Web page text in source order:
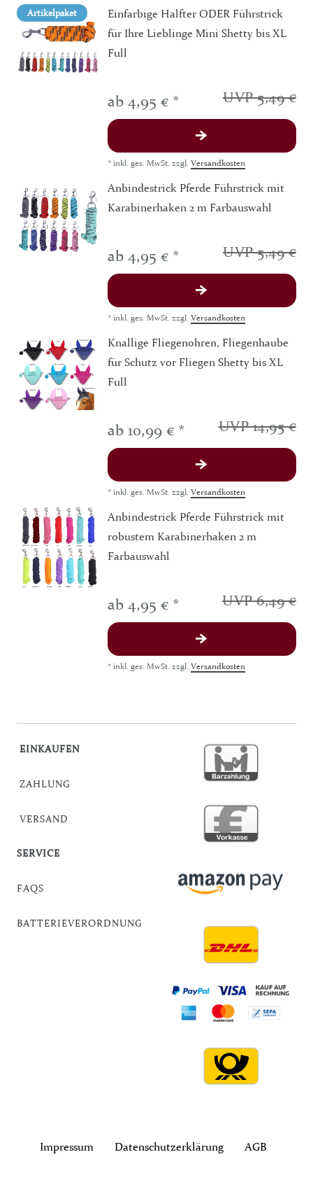
Artikelpaket
Einfarbige Halfter ODER Führstrick
für Ihre Lieblinge Mini Shetty bis XL
Full
UVP 5,49 €
ab 4,95 € *
* inkl. ges. MwSt. zzgl. Versandkosten
Anbindestrick Pferde Führstrick mit
Karabinerhaken 2 m Farbauswahl
UVP 5,49 €
ab 4,95 € *
* inkl. ges. MwSt. zzgl. Versandkosten
Knallige Fliegenohren, Fliegenhaube
für Schutz vor Fliegen Shetty bis XL
Full
UVP 14,95 €
ab 10,99 € *
* inkl. ges. MwSt. zzgl. Versandkosten
Anbindestrick Pferde Führstrick mit
robustem Karabinerhaken 2 m
Farbauswahl
UVP 6,49 €
ab 4,95 € *
* inkl. ges. MwSt. zzgl. Versandkosten
EINKAUFEN
ZAHLUNG
VERSAND
SERVICE
FAQS
BATTERIEVERORDNUNG
Impressum Daten­schutz­erklärung AGB